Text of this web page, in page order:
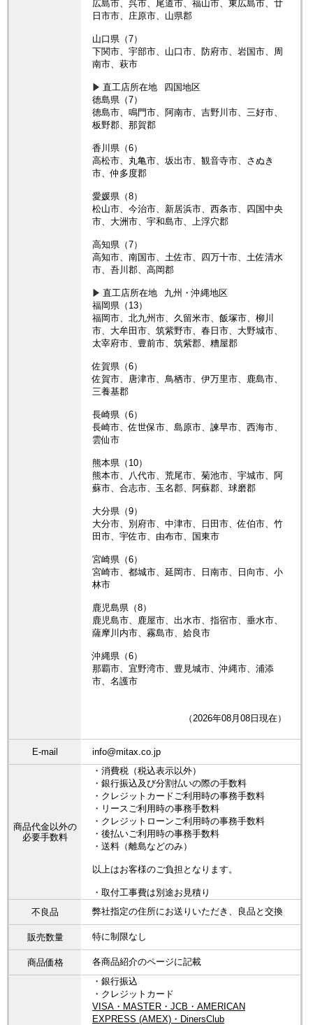
広島市、呉市、尾道市、福山市、東広島市、廿
日市市、庄原市、山県郡
山口県（7）
下関市、宇部市、山口市、防府市、岩国市、周
南市、萩市
直工店所在地
四国地区
徳島県（7）
徳島市、鳴門市、阿南市、吉野川市、三好市、
板野郡、那賀郡
香川県（6）
高松市、丸亀市、坂出市、観音寺市、さぬき
市、仲多度郡
愛媛県（8）
松山市、今治市、新居浜市、西条市、四国中央
市、大洲市、宇和島市、上浮穴郡
高知県（7）
高知市、南国市、土佐市、四万十市、土佐清水
市、吾川郡、高岡郡
直工店所在地
九州・沖縄地区
福岡県（13）
福岡市、北九州市、久留米市、飯塚市、柳川
市、大牟田市、筑紫野市、春日市、大野城市、
太宰府市、豊前市、筑紫郡、糟屋郡
佐賀県（6）
佐賀市、唐津市、鳥栖市、伊万里市、鹿島市、
三養基郡
長崎県（6）
長崎市、佐世保市、島原市、諫早市、西海市、
雲仙市
熊本県（10）
熊本市、八代市、荒尾市、菊池市、宇城市、阿
蘇市、合志市、玉名郡、阿蘇郡、球磨郡
大分県（9）
大分市、別府市、中津市、日田市、佐伯市、竹
田市、宇佐市、由布市、国東市
宮崎県（6）
宮崎市、都城市、延岡市、日南市、日向市、小
林市
鹿児島県（8）
鹿児島市、鹿屋市、出水市、指宿市、垂水市、
薩摩川内市、霧島市、姶良市
沖縄県（6）
那覇市、宜野湾市、豊見城市、沖縄市、浦添
市、名護市
（2026年08月08日現在）
E-mail info@mitax.co.jp
商品代金以外の
必要手数料
・消費税（税込表示以外）
・銀行振込及び分割払いの際の手数料
・クレジットカードご利用時の事務手数料
・リースご利用時の事務手数料
・クレジットローンご利用時の事務手数料
・後払いご利用時の事務手数料
・送料（離島などのみ）
以上はお客様のご負担となります。
・取付工事費は別途お見積り
不良品
弊社指定の住所にお送りいただき、良品と交換
販売数量 特に制限なし
商品価格 各商品紹介のページに記載
・銀行振込
・クレジットカード
VISA・MASTER・JCB・AMERICAN
EXPRESS (AMEX)・DinersClub